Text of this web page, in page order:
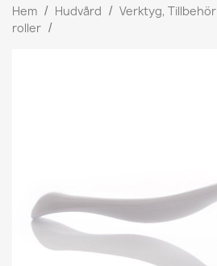
Hem Hudvård Verktyg, Tillbehör
roller